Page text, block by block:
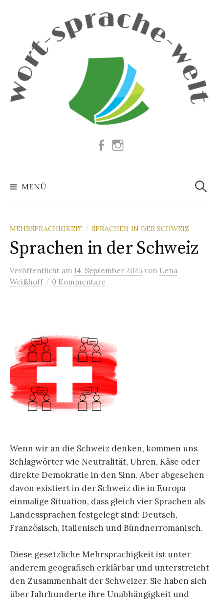
Facebook
MENÜ
Suchen
nach:
MEHRSPRACHIGKEIT / SPRACHEN IN DER SCHWEIZ
Sprachen in der Schweiz
Veröffentlicht am 14. September 2025 von Lena
Weißhoff / 0 Kommentare
Wenn wir an die Schweiz denken, kommen uns
Schlagwörter wie Neutralität, Uhren, Käse oder
direkte Demokratie in den Sinn. Aber abgesehen
davon existiert in der Schweiz die in Europa
einmalige Situation, dass gleich vier Sprachen als
Landessprachen festgelegt sind: Deutsch,
Französisch, Italienisch und Bündnerromanisch.
Diese gesetzliche Mehrsprachigkeit ist unter
anderem geografisch erklärbar und unterstreicht
den Zusammenhalt der Schweizer. Sie haben sich
über Jahrhunderte ihre Unabhängigkeit und